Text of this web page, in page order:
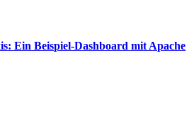
Ein Beispiel-Dashboard mit Apache